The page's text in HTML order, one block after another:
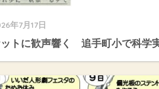
年7月17日
ットに歓声響く 追手町小で科学